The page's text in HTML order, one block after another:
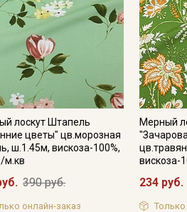
лоскут Штапель
цветы" цв.морозная
ш.1.45м, вискоза-100%,
м.кв
390 руб.
онлайн-заказ
Мерный
вискоза-
234 руб.
Только